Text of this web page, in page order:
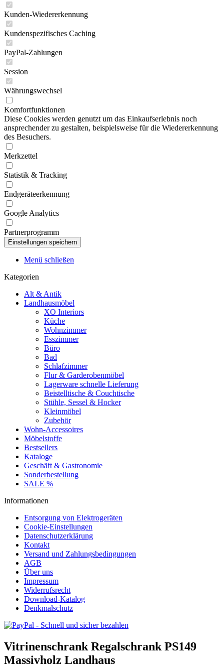
Kunden-Wiedererkennung
Kundenspezifisches Caching
PayPal-Zahlungen
Session
Währungswechsel
Komfortfunktionen
Diese Cookies werden genutzt um das Einkaufserlebnis noch
ansprechender zu gestalten, beispielsweise für die Wiedererkennung
des Besuchers.
Merkzettel
Statistik & Tracking
Endgeräteerkennung
Google Analytics
Partnerprogramm
Menü schließen
Kategorien
Alt & Antik
Landhausmöbel
XO Interiors
Küche
Wohnzimmer
Esszimmer
Büro
Bad
Schlafzimmer
Flur & Garderobenmöbel
Lagerware schnelle Lieferung
Beistelltische & Couchtische
Stühle, Sessel & Hocker
Kleinmöbel
Zubehör
Wohn-Accessoires
Möbelstoffe
Bestsellers
Kataloge
Geschäft & Gastronomie
Sonderbestellung
SALE %
Informationen
Entsorgung von Elektrogeräten
Cookie-Einstellungen
Datenschutzerklärung
Kontakt
Versand und Zahlungsbedingungen
AGB
Über uns
Impressum
Widerrufsrecht
Download-Katalog
Denkmalschutz
Vitrinenschrank Regalschrank PS149
Massivholz Landhaus